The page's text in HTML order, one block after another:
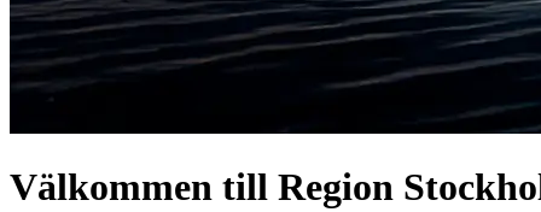
Välkommen till Region